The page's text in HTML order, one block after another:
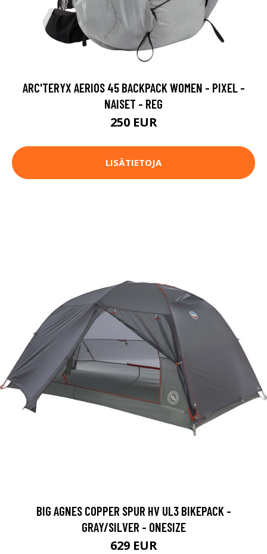
ARC'TERYX AERIOS 45 BACKPACK WOMEN - PIXEL -
NAISET - REG
250 EUR
LISÄTIETOJA
BIG AGNES COPPER SPUR HV UL3 BIKEPACK -
GRAY/SILVER - ONESIZE
629 EUR